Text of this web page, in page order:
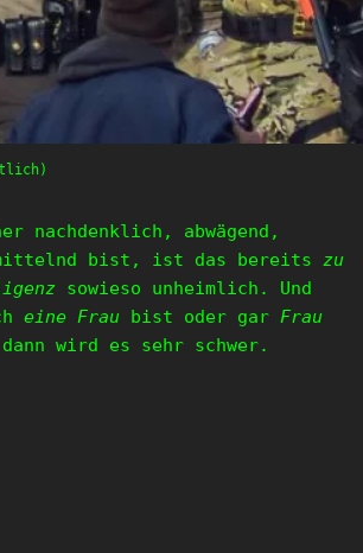
nachdenklich, abwägend,
bist, ist das bereits zu
sowieso unheimlich. Und
eine Frau bist oder gar Frau
wird es sehr schwer.